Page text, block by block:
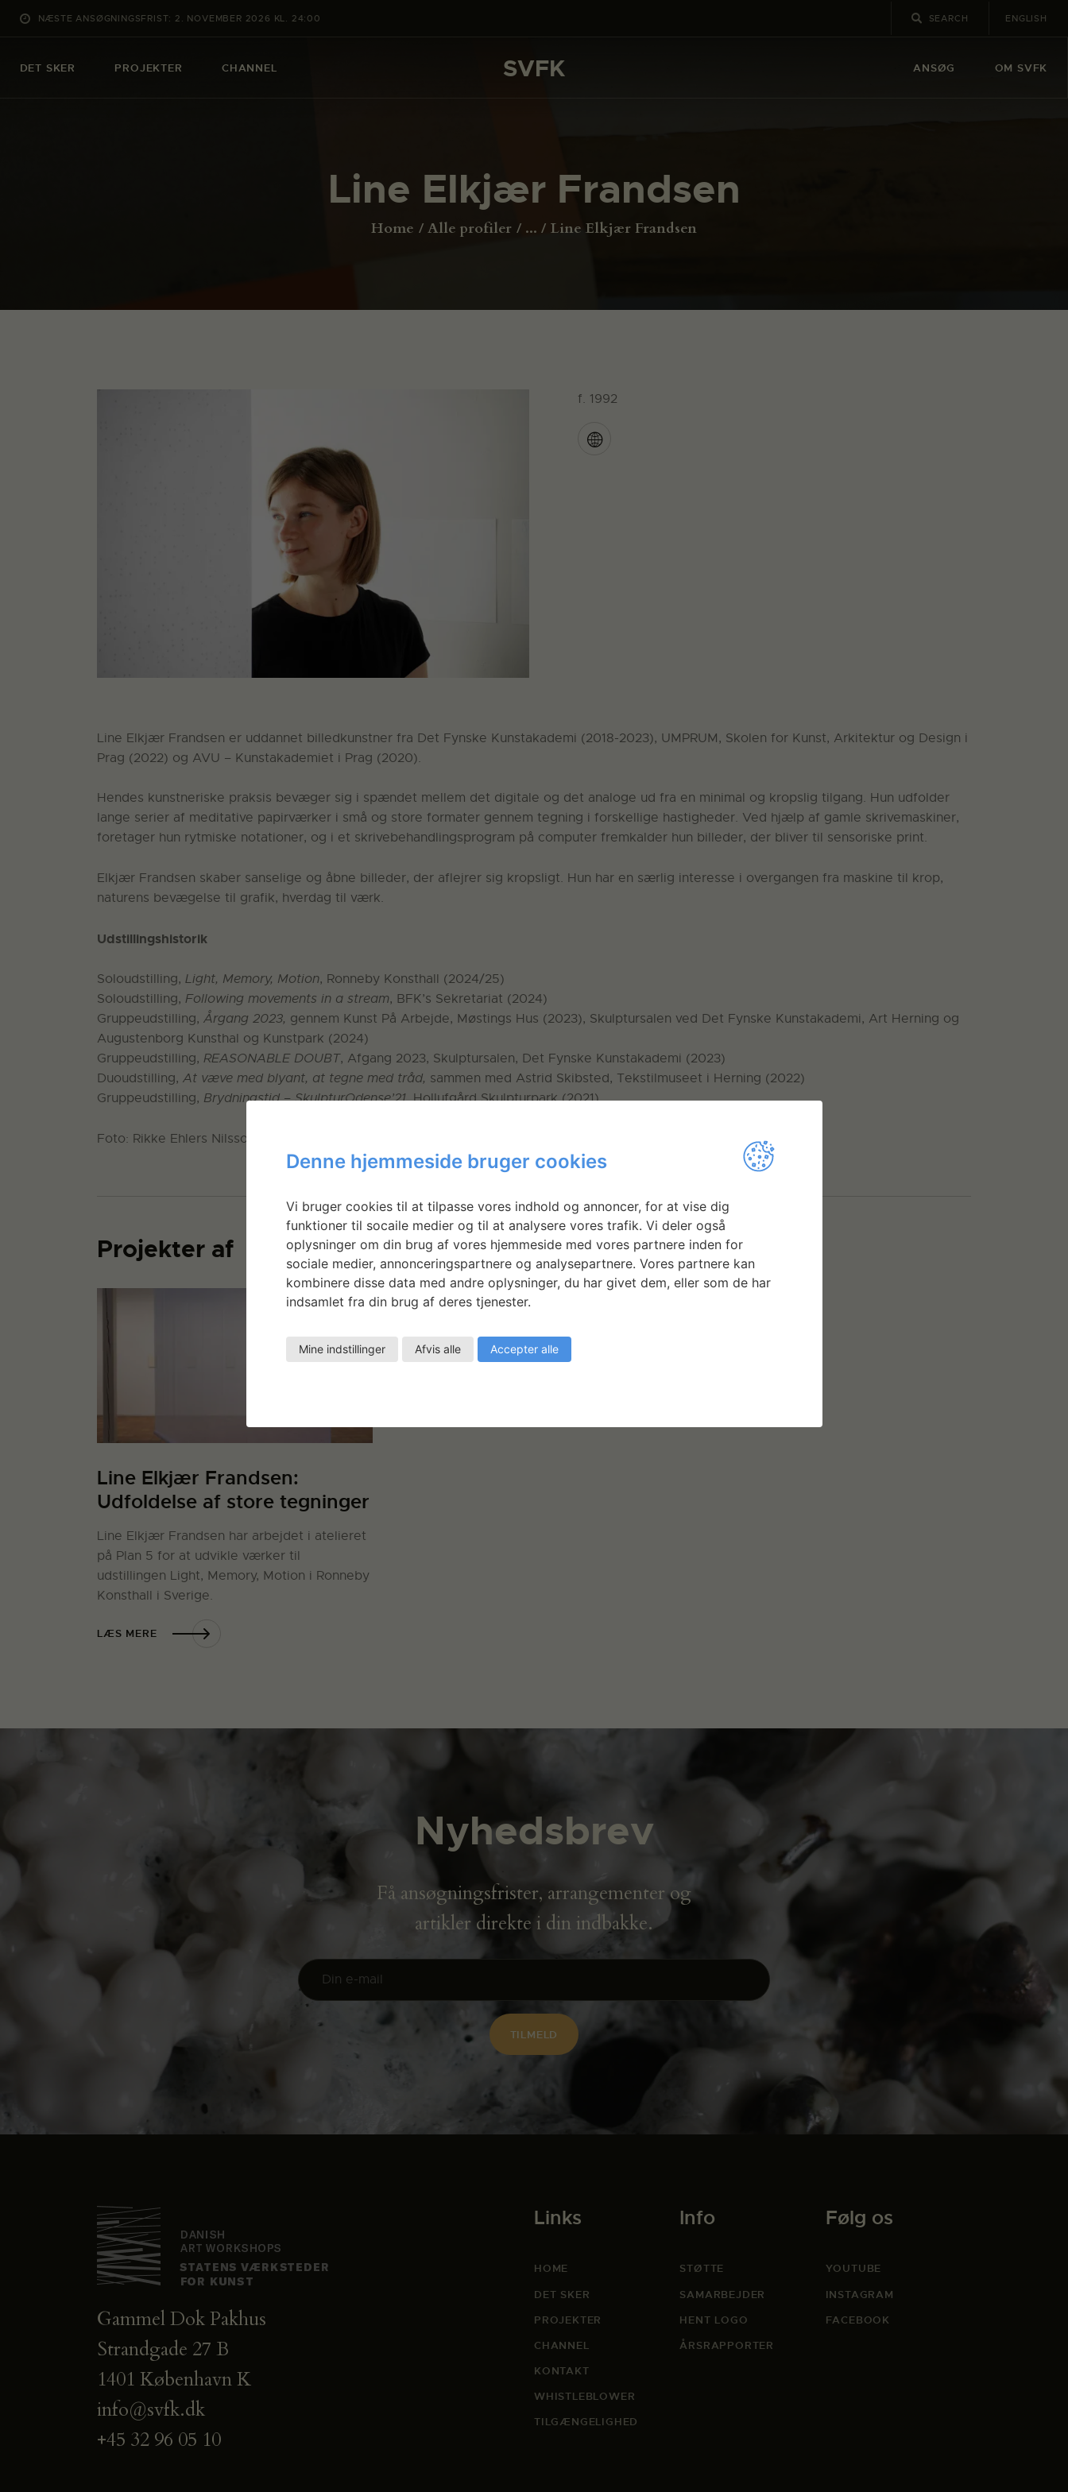
NÆSTE ANSØGNINGSFRIST: 2. NOVEMBER 2026 KL. 24:00 ENGLISH
DET SKER PROJEKTER CHANNEL SVFK ANSØG OM SVFK
Line Elkjær Frandsen
Home Alle profiler ... Line Elkjær Frandsen
SVFK
PROJEKTER
OM SVFK
ENGLISH
f. 1992
Line Elkjær Frandsen er uddannet billedkunstner fra Det Fynske Kunstakademi (2018-2023), UMPRUM, Skolen for Kunst, Arkitektur og Design i
Prag (2022) og AVU – Kunstakademiet i Prag (2020).
Hendes kunstneriske praksis bevæger sig i spændet mellem det digitale og det analoge ud fra en minimal og kropslig tilgang. Hun udfolder
lange serier af meditative papirværker i små og store formater gennem tegning i forskellige hastigheder. Ved hjælp af gamle skrivemaskiner,
foretager hun rytmiske notationer, og i et skrivebehandlingsprogram på computer fremkalder hun billeder, der bliver til sensoriske print.
Elkjær Frandsen skaber sanselige og åbne billeder, der aflejrer sig kropsligt. Hun har en særlig interesse i overgangen fra maskine til krop,
naturens bevægelse til grafik, hverdag til værk.
Udstillingshistorik
Soloudstilling, Light, Memory, Motion, Ronneby Konsthall (2024/25)
Soloudstilling, Following movements in a stream, BFK’s Sekretariat (2024)
Gruppeudstilling, Årgang 2023, gennem Kunst På Arbejde, Møstings Hus (2023), Skulptursalen ved Det Fynske Kunstakademi, Art Herning og
Augustenborg Kunsthal og Kunstpark (2024)
Gruppeudstilling, REASONABLE DOUBT, Afgang 2023, Skulptursalen, Det Fynske Kunstakademi (2023)
Duoudstilling, At væve med blyant, at tegne med tråd, sammen med Astrid Skibsted, Tekstilmuseet i Herning (2022)
Gruppeudstilling, Brydningstid – SkulpturOdense’21,Hollufgård Skulpturpark (2021)
Foto: Rikke Ehlers Nilsson
Projekter af
Line Elkjær Frandsen:
Udfoldelse af store tegninger
Line Elkjær Frandsen har arbejdet i atelieret
på Plan 5 for at udvikle værker til
udstillingen Light, Memory, Motion i Ronneby
Konsthall i Sverige.
LÆS MERE
Nyhedsbrev
Få ansøgningsfrister, arrangementer og
artikler direkte i din indbakke.
Gammel Dok Pakhus
Strandgade 27 B
1401 København K
info@svfk.dk
+45 32 96 05 10
Links
HOME
DET SKER
PROJEKTER
CHANNEL
KONTAKT
WHISTLEBLOWER
TILGÆNGELIGHED
Info
STØTTE
SAMARBEJDER
HENT LOGO
ÅRSRAPPORTER
Følg os
YOUTUBE
INSTAGRAM
FACEBOOK
Denne hjemmeside bruger cookies
Vi bruger cookies til at tilpasse vores indhold og annoncer, for at vise dig
funktioner til socaile medier og til at analysere vores trafik. Vi deler også
oplysninger om din brug af vores hjemmeside med vores partnere inden for
sociale medier, annonceringspartnere og analysepartnere. Vores partnere kan
kombinere disse data med andre oplysninger, du har givet dem, eller som de har
indsamlet fra din brug af deres tjenester.
Mine indstillinger Afvis alle Accepter alle